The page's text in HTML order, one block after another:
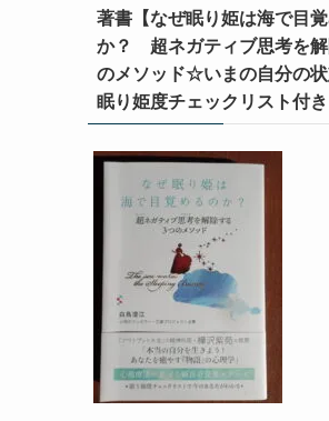
著書【なぜ眠り姫は海で目
か？ 超ネガティブ思考を
のメソッド☆いまの自分の
眠り姫度チェックリスト付き